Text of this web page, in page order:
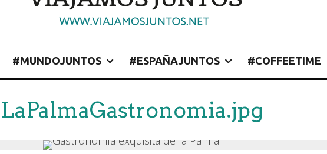
#MUNDOJUNTOS #ESPAÑAJUNTOS #COFFEETIME
LaPalmaGastronomia.jpg